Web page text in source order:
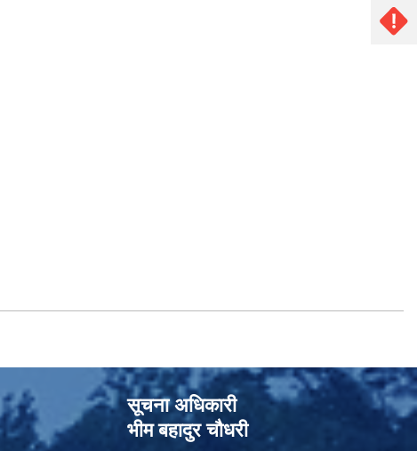
सूचना अधिकारी
भीम बहादुर चौधरी